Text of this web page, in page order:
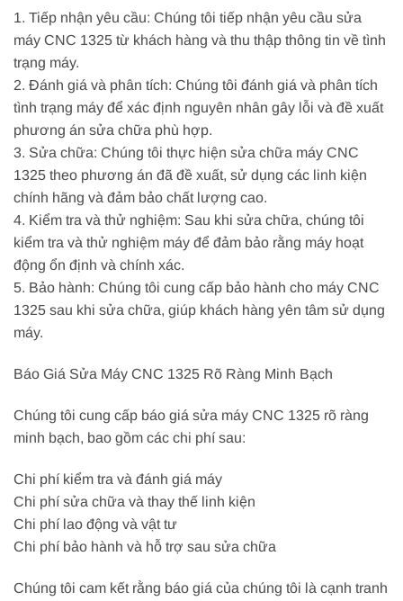
1. Tiếp nhận yêu cầu: Chúng tôi tiếp nhận yêu cầu sửa
máy CNC 1325 từ khách hàng và thu thập thông tin về tình
trạng máy.
2. Đánh giá và phân tích: Chúng tôi đánh giá và phân tích
tình trạng máy để xác định nguyên nhân gây lỗi và đề xuất
phương án sửa chữa phù hợp.
3. Sửa chữa: Chúng tôi thực hiện sửa chữa máy CNC
1325 theo phương án đã đề xuất, sử dụng các linh kiện
chính hãng và đảm bảo chất lượng cao.
4. Kiểm tra và thử nghiệm: Sau khi sửa chữa, chúng tôi
kiểm tra và thử nghiệm máy để đảm bảo rằng máy hoạt
động ổn định và chính xác.
5. Bảo hành: Chúng tôi cung cấp bảo hành cho máy CNC
1325 sau khi sửa chữa, giúp khách hàng yên tâm sử dụng
máy.
Báo Giá Sửa Máy CNC 1325 Rõ Ràng Minh Bạch
Chúng tôi cung cấp báo giá sửa máy CNC 1325 rõ ràng
minh bạch, bao gồm các chi phí sau:
Chi phí kiểm tra và đánh giá máy
Chi phí sửa chữa và thay thế linh kiện
Chi phí lao động và vật tư
Chi phí bảo hành và hỗ trợ sau sửa chữa
Chúng tôi cam kết rằng báo giá của chúng tôi là cạnh tranh